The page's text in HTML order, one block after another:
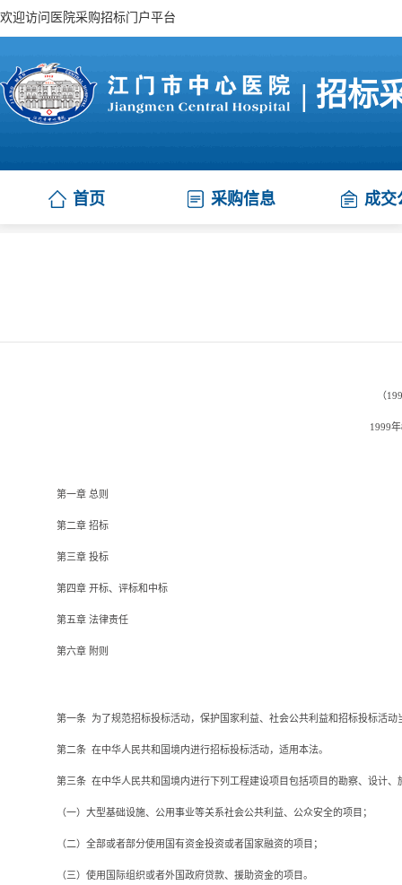
欢迎访问医院采购招标门户平台
| 招标
首页 采购信息 成交
（
1999
第一章 总则
第二章 招标
第三章 投标
第四章 开标、评标和中标
第五章 法律责任
第六章 附则
第一条 为了规范招标投标活动，保护国家利益、社会公共利益和招标投标活
第二条 在中华人民共和国境内进行招标投标活动，适用本法。
第三条 在中华人民共和国境内进行下列工程建设项目包括项目的勘察、设计
（一）大型基础设施、公用事业等关系社会公共利益、公众安全的项目；
（二）全部或者部分使用国有资金投资或者国家融资的项目；
（三）使用国际组织或者外国政府贷款、援助资金的项目。